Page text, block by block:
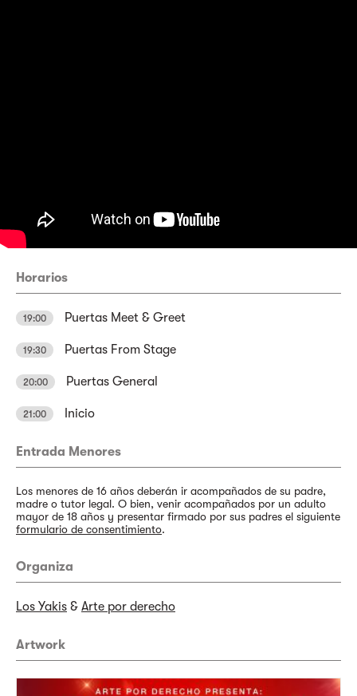
Horarios
19:00 Puertas Meet & Greet
19:30 Puertas From Stage
20:00 Puertas General
21:00 Inicio
Entrada Menores
Los menores de 16 años deberán ir acompañados de su padre,
madre o tutor legal. O bien, venir acompañados por un adulto
mayor de 18 años y presentar firmado por sus padres el siguiente
formulario de consentimiento.
Organiza
Los Yakis & Arte por derecho
Artwork